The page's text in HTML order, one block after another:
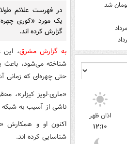
اذان ظهر
۱۲:۱۰
در فهرست علائم
یک مورد «کوری
گزارش کرده اند.
به گزارش مشرق، این
شناخته می‌شود،
حتی چهره‌ای که زمانی
«ماری-لویز کیزلر»،
ناشی از آسیب به
اکنون او و همکارش
شناسایی کرده اند.